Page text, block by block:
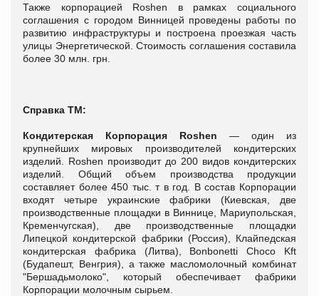
Также корпорацией Roshen в рамках социального
соглашения с городом Винницей проведены работы по
развитию инфраструктуры и построена проезжая часть
улицы Энергетической. Стоимость соглашения составила
более 30 млн. грн.
Справка ТМ:
Кондитерская Корпорация Roshen — один из
крупнейших мировых производителей кондитерских
изделий. Roshen производит до 200 видов кондитерских
изделий. Общий объем производства продукции
составляет более 450 тыс. т в год. В состав Корпорации
входят четыре украинские фабрики (Киевская, две
производственные площадки в Виннице, Мариупольская,
Кременчугская), две производственные площадки
Липецкой кондитерской фабрики (Россия), Клайпедская
кондитерская фабрика (Литва), Bonbonetti Choco Kft
(Будапешт, Венгрия), а также масломолочный комбинат
"Бершадьмолоко", который обеспечивает фабрики
Корпорации молочным сырьем.